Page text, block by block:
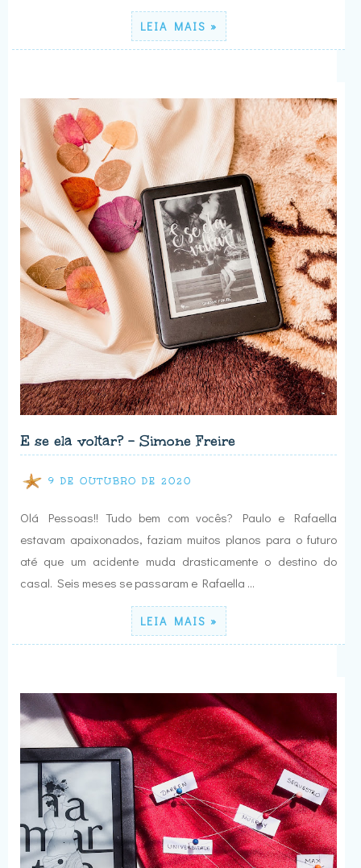
LEIA MAIS »
E se ela voltar? - Simone Freire
9 DE OUTUBRO DE 2020
Olá Pessoas!! Tudo bem com vocês? Paulo e Rafaella
estavam apaixonados, faziam muitos planos para o futuro
até que um acidente muda drasticamente o destino do
casal. Seis meses se passaram e Rafaella …
LEIA MAIS »